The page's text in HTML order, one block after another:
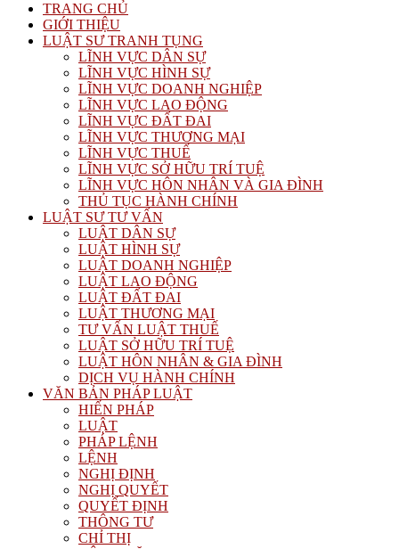
TRANG CHỦ
GIỚI THIỆU
LUẬT SƯ TRANH TỤNG
LĨNH VỰC DÂN SỰ
LĨNH VỰC HÌNH SỰ
LĨNH VỰC DOANH NGHIỆP
LĨNH VỰC LAO ĐỘNG
LĨNH VỰC ĐẤT ĐAI
LĨNH VỰC THƯƠNG MẠI
LĨNH VỰC THUẾ
LĨNH VỰC SỞ HỮU TRÍ TUỆ
LĨNH VỰC HÔN NHÂN VÀ GIA ĐÌNH
THỦ TỤC HÀNH CHÍNH
LUẬT SƯ TƯ VẤN
LUẬT DÂN SỰ
LUẬT HÌNH SỰ
LUẬT DOANH NGHIỆP
LUẬT LAO ĐỘNG
LUẬT ĐẤT ĐAI
LUẬT THƯƠNG MẠI
TƯ VẤN LUẬT THUẾ
LUẬT SỞ HỮU TRÍ TUỆ
LUẬT HÔN NHÂN & GIA ĐÌNH
DỊCH VỤ HÀNH CHÍNH
VĂN BẢN PHÁP LUẬT
HIẾN PHÁP
LUẬT
PHÁP LỆNH
LỆNH
NGHỊ ĐỊNH
NGHỊ QUYẾT
QUYẾT ĐỊNH
THÔNG TƯ
CHỈ THỊ